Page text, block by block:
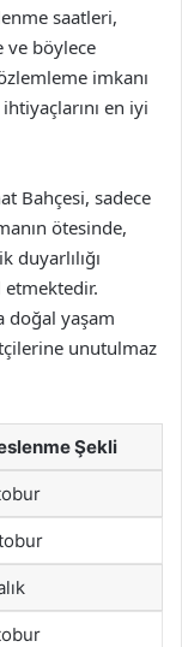
saatleri,
ve böylece
imkanı
en iyi
Bahçesi, sadece
ötesinde,
duyarlılığı
etmektedir.
doğal yaşam
unutulmaz
Şekli